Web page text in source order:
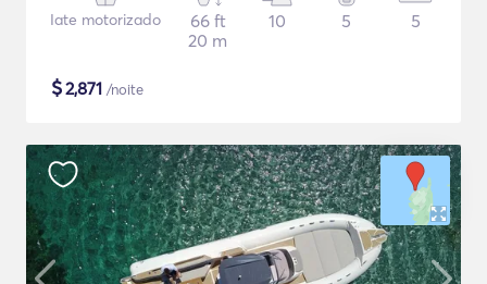
Iate motorizado
66 ft
20 m
10 5 5
$2,871 /noite